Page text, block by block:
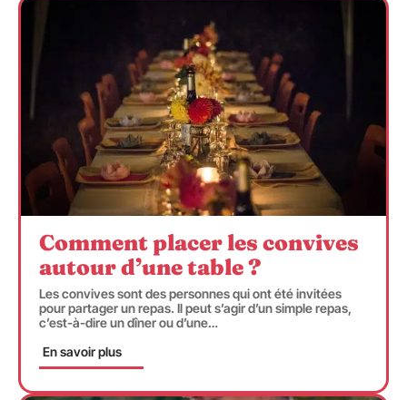
Comment placer les convives
autour d’une table ?
Les convives sont des personnes qui ont été invitées
pour partager un repas. Il peut s’agir d’un simple repas,
c’est-à-dire un dîner ou d’une…
En savoir plus